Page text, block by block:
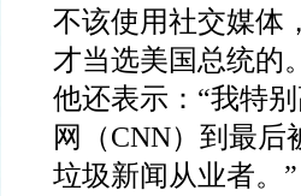
不该使用社交媒体
才当选美国总统的
他还表示：“我特
网（CNN）到最
垃圾新闻从业者。”